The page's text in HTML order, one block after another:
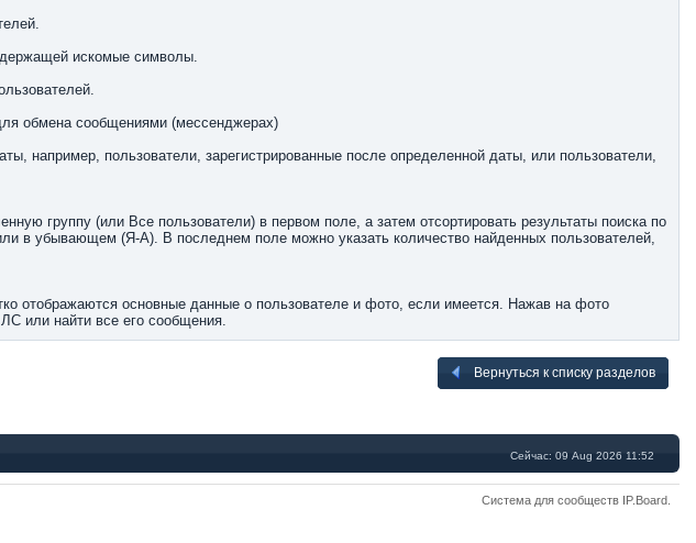
искомые символы.
обмена сообщениями (мессенджерах)
например, пользователи, зарегистрированные после определенной даты, или пользователи,
группу (или Все пользователи) в первом поле, а затем отсортировать результаты поиска по
в убывающем (Я-А). В последнем поле можно указать количество найденных пользователей,
отображаются основные данные о пользователе и фото, если имеется. Нажав на фото
или найти все его сообщения.
Вернуться к списку разделов
Сейчас: 09 Aug 2026 11:52
Система для сообществ IP.Board